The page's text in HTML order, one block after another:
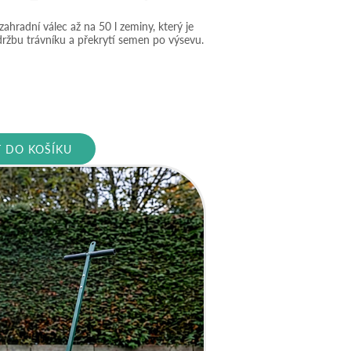
válec až na 50 l zeminy, který je
trávníku a překrytí semen po výsevu.
Kč.
DO KOŠÍKU